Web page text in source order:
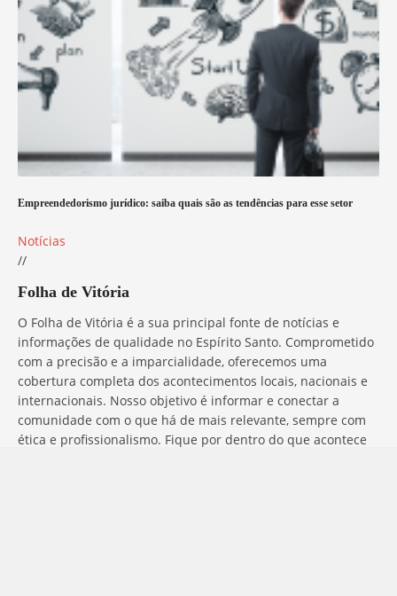
Empreendedorismo jurídico: saiba quais são as tendências para esse setor
Notícias
//
Folha de Vitória
O Folha de Vitória é a sua principal fonte de notícias e
informações de qualidade no Espírito Santo. Comprometido
com a precisão e a imparcialidade, oferecemos uma
cobertura completa dos acontecimentos locais, nacionais e
internacionais. Nosso objetivo é informar e conectar a
comunidade com o que há de mais relevante, sempre com
ética e profissionalismo. Fique por dentro do que acontece